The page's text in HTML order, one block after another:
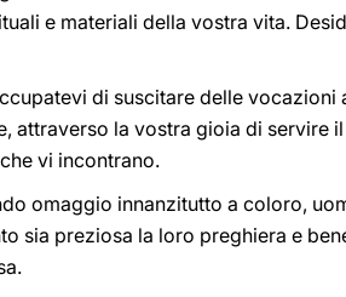
e materiali della vostra vita.
di suscitare delle
attraverso la vostra gioia di servire
vi incontrano.
omaggio innanzitutto a coloro,
sia preziosa la loro preghiera e